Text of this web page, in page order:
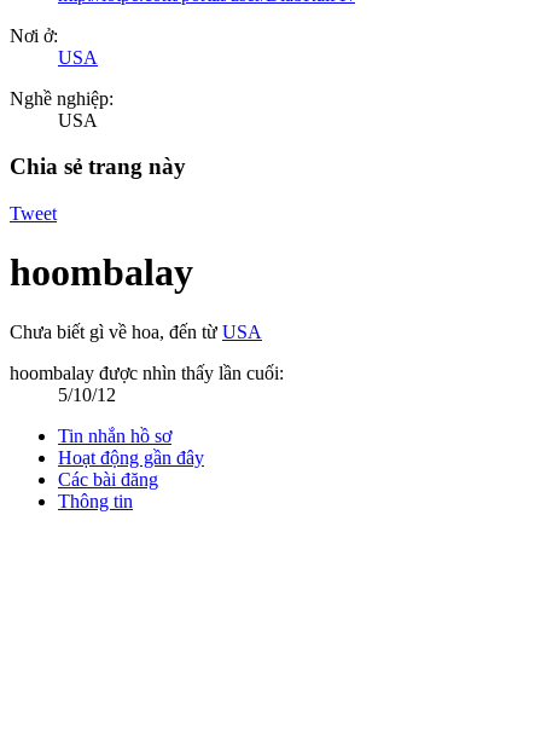
Nơi ở:
USA
Nghề nghiệp:
USA
Chia sẻ trang này
Tweet
hoombalay
Chưa biết gì về hoa, đến từ USA
hoombalay được nhìn thấy lần cuối:
5/10/12
Tin nhắn hồ sơ
Hoạt động gần đây
Các bài đăng
Thông tin